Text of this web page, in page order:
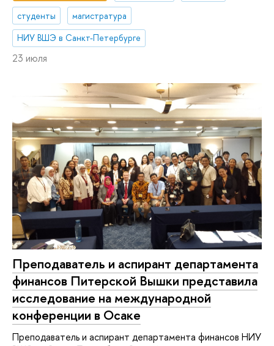
студенты
магистратура
НИУ ВШЭ в Санкт-Петербурге
23 июля
Преподаватель и аспирант департамента
финансов Питерской Вышки представила
исследование на международной
конференции в Осаке
Преподаватель и аспирант департамента финансов НИУ